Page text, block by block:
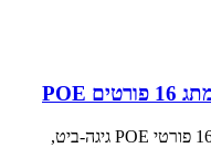
מתג רשת מנוהל מבית Radium Ultra עם 16 פורטי POE גיגה-ביט,